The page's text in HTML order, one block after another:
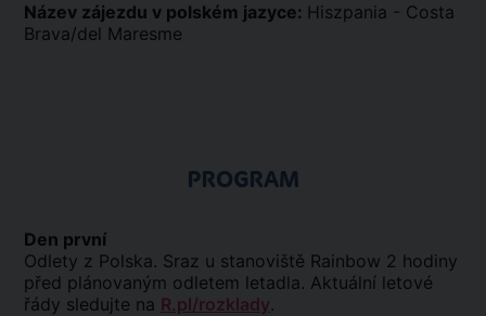
Název zájezdu v polském jazyce: Hiszpania - Costa
Brava/del Maresme
PROGRAM
Den první
Odlety z Polska. Sraz u stanoviště Rainbow 2 hodiny
před plánovaným odletem letadla. Aktuální letové
řády sledujte na R.pl/rozklady.